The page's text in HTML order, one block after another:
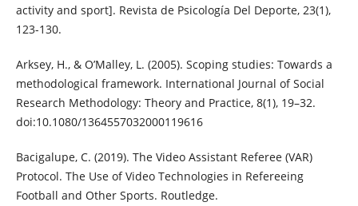
activity and sport]. Revista de Psicología Del Deporte, 23(1),
123-130.
Arksey, H., & O’Malley, L. (2005). Scoping studies: Towards a
methodological framework. International Journal of Social
Research Methodology: Theory and Practice, 8(1), 19–32.
doi:10.1080/1364557032000119616
Bacigalupe, C. (2019). The Video Assistant Referee (VAR)
Protocol. The Use of Video Technologies in Refereeing
Football and Other Sports. Routledge.